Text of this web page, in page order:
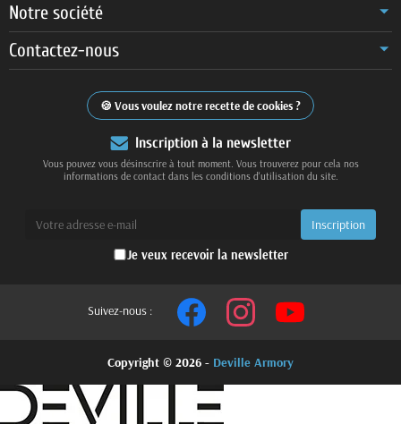
Notre société
Contactez-nous
Vous voulez notre recette de cookies ?
Inscription à la newsletter
Vous pouvez vous désinscrire à tout moment. Vous trouverez pour cela nos
informations de contact dans les conditions d'utilisation du site.
Je veux recevoir la newsletter
Suivez-nous :
Copyright © 2026 - Deville Armory